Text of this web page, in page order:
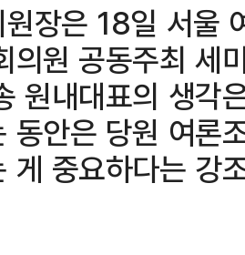
장은 18일 서울
의원 공동주최 세
원내대표의 생각
동안은 당원 여론
게 중요하다는 강